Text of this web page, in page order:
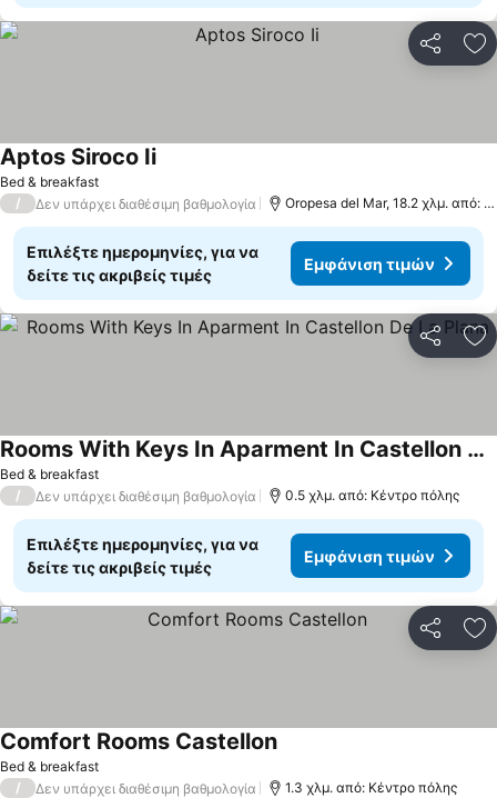
Bed & breakfast
Aptos Siroco Ii
/ Δεν υπάρχει διαθέσιμη βαθμολογία Oropesa del Mar, 18.2 χλμ. από: Castellón de la Plana
Επιλέξτε ημερομηνίες, για να
δείτε τις ακριβείς τιμές
Εμφάνιση τιμών
Bed & breakfast
Rooms With Keys In Aparment In Castellon De La Plana
/ Δεν υπάρχει διαθέσιμη βαθμολογία 0.5 χλμ. από: Κέντρο πόλης
Επιλέξτε ημερομηνίες, για να
δείτε τις ακριβείς τιμές
Εμφάνιση τιμών
Bed & breakfast
Comfort Rooms Castellon
/ Δεν υπάρχει διαθέσιμη βαθμολογία 1.3 χλμ. από: Κέντρο πόλης